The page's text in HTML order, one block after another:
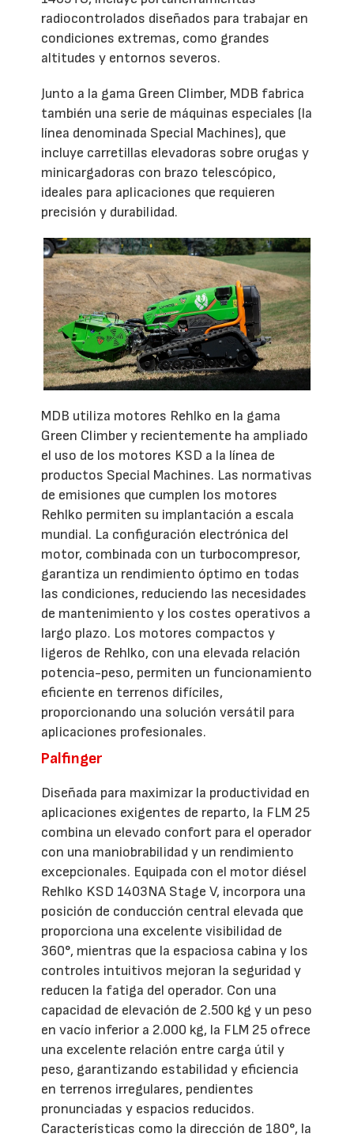
radiocontrolados diseñados para trabajar en
condiciones extremas, como grandes
altitudes y entornos severos.
Junto a la gama Green Climber, MDB fabrica
también una serie de máquinas especiales (la
línea denominada Special Machines), que
incluye carretillas elevadoras sobre orugas y
minicargadoras con brazo telescópico,
ideales para aplicaciones que requieren
precisión y durabilidad.
MDB utiliza motores Rehlko en la gama
Green Climber y recientemente ha ampliado
el uso de los motores KSD a la línea de
productos Special Machines. Las normativas
de emisiones que cumplen los motores
Rehlko permiten su implantación a escala
mundial. La configuración electrónica del
motor, combinada con un turbocompresor,
garantiza un rendimiento óptimo en todas
las condiciones, reduciendo las necesidades
de mantenimiento y los costes operativos a
largo plazo. Los motores compactos y
ligeros de Rehlko, con una elevada relación
potencia-peso, permiten un funcionamiento
eficiente en terrenos difíciles,
proporcionando una solución versátil para
aplicaciones profesionales.
Palfinger
Diseñada para maximizar la productividad en
aplicaciones exigentes de reparto, la FLM 25
combina un elevado confort para el operador
con una maniobrabilidad y un rendimiento
excepcionales. Equipada con el motor diésel
Rehlko KSD 1403NA Stage V, incorpora una
posición de conducción central elevada que
proporciona una excelente visibilidad de
360°, mientras que la espaciosa cabina y los
controles intuitivos mejoran la seguridad y
reducen la fatiga del operador. Con una
capacidad de elevación de 2.500 kg y un peso
en vacío inferior a 2.000 kg, la FLM 25 ofrece
una excelente relación entre carga útil y
peso, garantizando estabilidad y eficiencia
en terrenos irregulares, pendientes
pronunciadas y espacios reducidos.
Características como la dirección de 180°, la